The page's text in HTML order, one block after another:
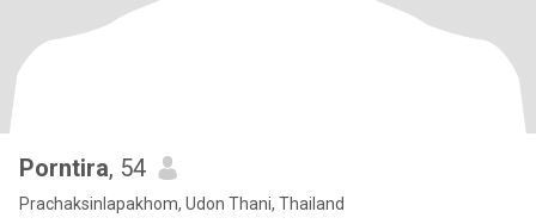
Porntira, 54
Prachaksinlapakhom, Udon Thani, Thailand